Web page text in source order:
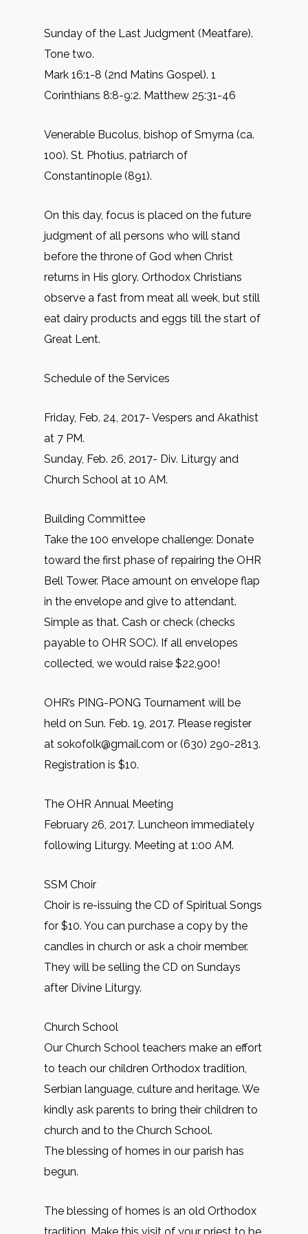
Sunday of the Last Judgment (Meatfare).
Tone two.
Mark 16:1-8 (2nd Matins Gospel). 1
Corinthians 8:8-9:2. Matthew 25:31-46
Venerable Bucolus, bishop of Smyrna (ca.
100). St. Photius, patriarch of
Constantinople (891).
On this day, focus is placed on the future
judgment of all persons who will stand
before the throne of God when Christ
returns in His glory. Orthodox Christians
observe a fast from meat all week, but still
eat dairy products and eggs till the start of
Great Lent.
Schedule of the Services
Friday, Feb. 24, 2017- Vespers and Akathist
at 7 PM.
Sunday, Feb. 26, 2017- Div. Liturgy and
Church School at 10 AM.
Building Committee
Take the 100 envelope challenge: Donate
toward the first phase of repairing the OHR
Bell Tower. Place amount on envelope flap
in the envelope and give to attendant.
Simple as that. Cash or check (checks
payable to OHR SOC). If all envelopes
collected, we would raise $22,900!
OHR’s PING-PONG Tournament will be
held on Sun. Feb. 19, 2017. Please register
at sokofolk@gmail.com or (630) 290-2813.
Registration is $10.
The OHR Annual Meeting
February 26, 2017. Luncheon immediately
following Liturgy. Meeting at 1:00 AM.
SSM Choir
Choir is re-issuing the CD of Spiritual Songs
for $10. You can purchase a copy by the
candles in church or ask a choir member.
They will be selling the CD on Sundays
after Divine Liturgy.
Church School
Our Church School teachers make an effort
to teach our children Orthodox tradition,
Serbian language, culture and heritage. We
kindly ask parents to bring their children to
church and to the Church School.
The blessing of homes in our parish has
begun.
The blessing of homes is an old Orthodox